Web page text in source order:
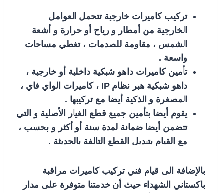
تركيب كاميرات خارجية تتحمل العوامل
الخارجية من أمطار و رياح أو حرارة و أشعة
الشمس ، مقاومة للصدمات ، تغطي مساحات
واسعة .
تأمين كاميرات داهو شبكية داخلية أو خارجية ،
داهو شبكية هبر نظام IP ، كاميرات الواي فاي ،
المصغرة و الذكية أيضا مع تركيبها .
يقوم أيضا بتأمين جميع قطع الغيار الأصلية و التي
تتضمن أيضا ضمانة لمدة سنة أو أكثر و بحسب ،
مع القيام بتبديل القطع التالفة بالحديثة .
بالإضافة الى قيام فني تركيب كاميرات مراقبة
باكستاني الشهداء حيث أن خدمتنا متوفرة على مدار